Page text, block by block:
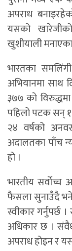
अपराध
यसको
खुशीयाली
भारतका
अभियानमा
३७७ को
पहिलो पटक सन्
२४ वर्षको
अदालतका पाँच
हो ।
भारतीय सर्वोच्च
फैसला सुनाउँदै
स्वीकार गर्नुपर्छ
अधिकार छ ।
अपराध होइन र